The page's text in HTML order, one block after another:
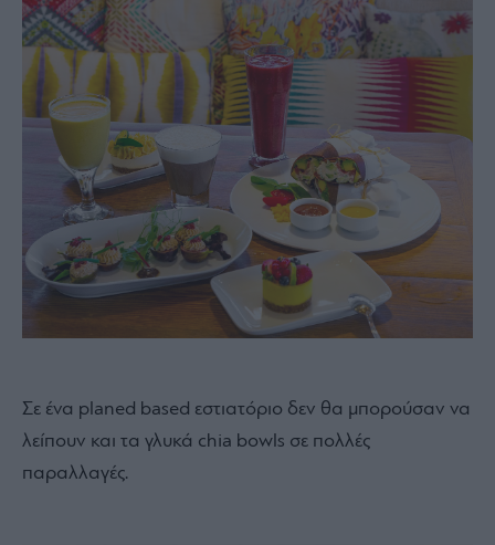
Σε ένα planed based εστιατόριο δεν θα μπορούσαν να
λείπουν και τα γλυκά chia bowls σε πολλές
παραλλαγές.